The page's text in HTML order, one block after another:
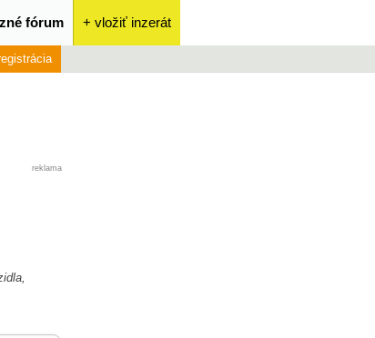
fórum + vložiť inzerát
reklama